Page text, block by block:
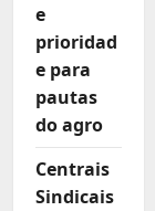
e
prioridad
e para
pautas
do agro
Centrais
Sindicais